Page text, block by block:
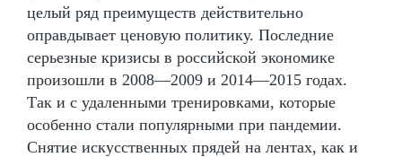
целый ряд преимуществ действительно
оправдывает ценовую политику. Последние
серьезные кризисы в российской экономике
произошли в 2008—2009 и 2014—2015 годах.
Так и с удаленными тренировками, которые
особенно стали популярными при пандемии.
Снятие искусственных прядей на лентах, как и